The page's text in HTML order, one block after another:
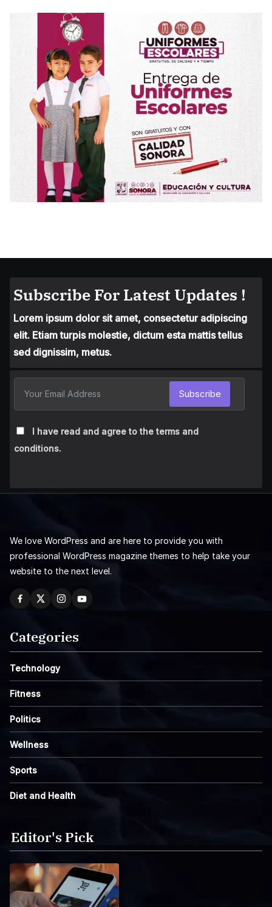
Subscribe For Latest Updates !
Lorem ipsum dolor sit amet, consectetur adipiscing
elit. Etiam turpis molestie, dictum esta mattis tellus
sed dignissim, metus.
I have read and agree to the terms and
conditions.
Subscribe
We love WordPress and are here to provide you with
professional WordPress magazine themes to help take your
website to the next level.
Categories
Technology
Fitness
Politics
Wellness
Sports
Diet and Health
Editor's Pick